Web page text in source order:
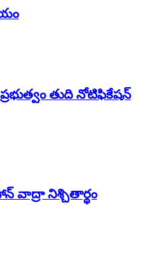
తుది నోటిఫికేషన్
వాద్రా నిశ్చితార్థం